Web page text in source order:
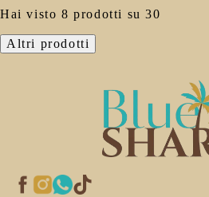
Hai visto 8 prodotti su 30
Altri prodotti